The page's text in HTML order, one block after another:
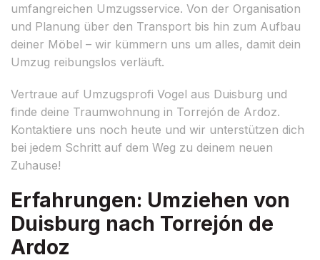
umfangreichen Umzugsservice. Von der Organisation
und Planung über den Transport bis hin zum Aufbau
deiner Möbel – wir kümmern uns um alles, damit dein
Umzug reibungslos verläuft.
Vertraue auf Umzugsprofi Vogel aus Duisburg und
finde deine Traumwohnung in Torrejón de Ardoz.
Kontaktiere uns noch heute und wir unterstützen dich
bei jedem Schritt auf dem Weg zu deinem neuen
Zuhause!
Erfahrungen: Umziehen von
Duisburg nach Torrejón de
Ardoz